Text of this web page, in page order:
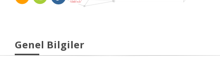
Genel Bilgiler